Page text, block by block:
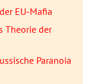
EU-Mafia
Theorie der
Paranoia